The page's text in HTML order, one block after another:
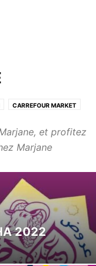
CARREFOUR MARKET
et profitez
Marjane
2022